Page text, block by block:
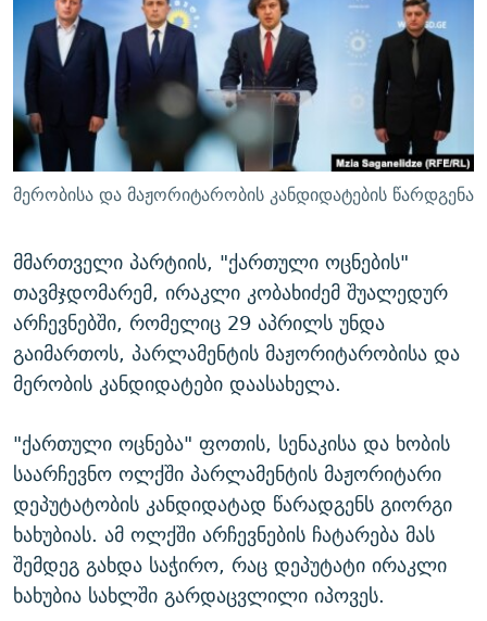
ᲛᲝᲚᲐᲞᲐᲠᲐᲙᲔ ᲢᲔᲥᲡᲢᲔᲑᲘ
ᲨᲘᲜ - ᲣᲪᲮᲝᲔᲗᲨᲘ
ᲚᲘᲢᲔᲠᲐᲢᲣᲠᲣᲚᲘ ᲬᲐᲮᲜᲐᲒᲔᲑᲘ
ᲐᲛᲔᲠᲘᲙᲣᲚᲘ ᲛᲝᲗᲮᲠᲝᲑᲐ
ᲘᲛᲞᲔᲠᲘᲐ ᲓᲐ ᲠᲐᲓᲘᲝ
ᲩᲔᲛᲘ ᲡᲘᲙᲕᲓᲘᲚᲘᲡ ᲛᲘᲖᲔᲖᲘᲐ COVID-19
11 ᲬᲔᲚᲘ - 11 ᲐᲛᲑᲐᲕᲘ
ᲡᲐᲞᲐᲠᲚᲐᲛᲔᲜᲢᲝ ᲐᲠᲩᲔᲕᲜᲔᲑᲘᲡ ᲘᲡᲢᲝᲠᲘᲐ
ᲑᲐᲕᲨᲕᲔᲑᲘ ᲞᲠᲝᲡᲢᲘᲢᲣᲪᲘᲐᲨᲘ - ᲐᲛᲝᲣᲗᲥᲛᲔᲚᲘ ᲐᲛᲑᲐᲕᲘ
5 ᲐᲛᲑᲐᲕᲘ - 20 ᲘᲕᲜᲘᲡᲡ ᲓᲐᲨᲐᲕᲔᲑᲣᲚᲔᲑᲘ
ПРИВЕТ ᲙᲣᲚᲢᲣᲠᲐ
ᲒᲐᲛᲝᲘᲬᲔᲠᲔ
რთე/რთ-ის ყველა საიტი
მერობისა და მაჟორიტარობის კანდიდატების წარდგენა
მმართველი პარტიის, "ქართული ოცნების"
თავმჯდომარემ, ირაკლი კობახიძემ შუალედურ
არჩევნებში, რომელიც 29 აპრილს უნდა
გაიმართოს, პარლამენტის მაჟორიტარობისა და
მერობის კანდიდატები დაასახელა.
"ქართული ოცნება" ფოთის, სენაკისა და ხობის
საარჩევნო ოლქში პარლამენტის მაჟორიტარი
დეპუტატობის კანდიდატად წარადგენს გიორგი
ხახუბიას. ამ ოლქში არჩევნების ჩატარება მას
შემდეგ გახდა საჭირო, რაც დეპუტატი ირაკლი
ხახუბია სახლში გარდაცვლილი იპოვეს.